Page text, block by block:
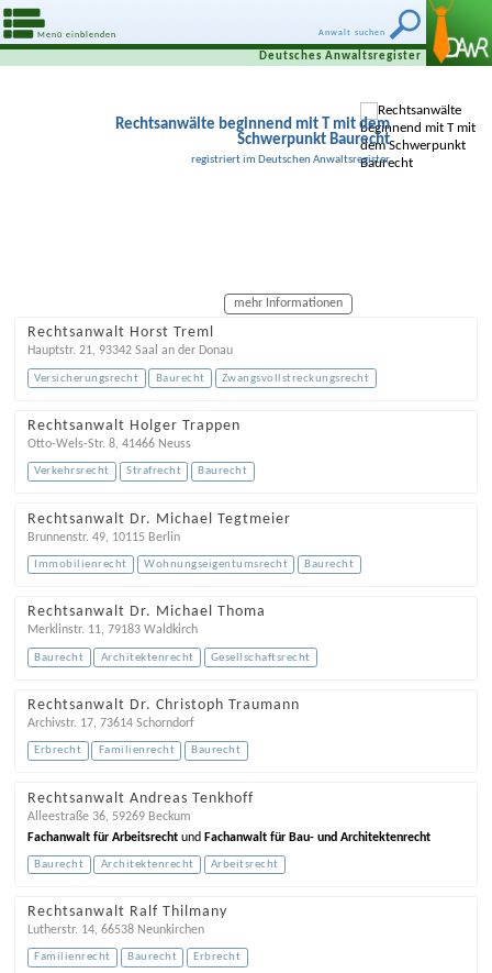
Anwalt suchen
Menü einblenden
Deutsches Anwaltsregister
Rechtsanwälte beginnend mit T mit dem
Schwerpunkt Baurecht
registriert im Deutschen Anwaltsregister
mehr Informationen
Rechtsanwalt Horst Treml
Hauptstr. 21, 93342 Saal an der Donau
Versicherungsrecht Baurecht Zwangsvollstreckungsrecht
Rechtsanwalt Holger Trappen
Otto-Wels-Str. 8, 41466 Neuss
Verkehrsrecht Strafrecht Baurecht
Rechtsanwalt Dr. Michael Tegtmeier
Brunnenstr. 49, 10115 Berlin
Immobilienrecht Wohnungseigentumsrecht Baurecht
Rechtsanwalt Dr. Michael Thoma
Merklinstr. 11, 79183 Waldkirch
Baurecht Architektenrecht Gesellschaftsrecht
Rechtsanwalt Dr. Christoph Traumann
Archivstr. 17, 73614 Schorndorf
Erbrecht Familienrecht Baurecht
Rechtsanwalt Andreas Tenkhoff
Alleestraße 36, 59269 Beckum
Fachanwalt für Arbeitsrechtund Fachanwalt für Bau- und Architektenrecht
Baurecht Architektenrecht Arbeitsrecht
Rechtsanwalt Ralf Thilmany
Lutherstr. 14, 66538 Neunkirchen
Familienrecht Baurecht Erbrecht